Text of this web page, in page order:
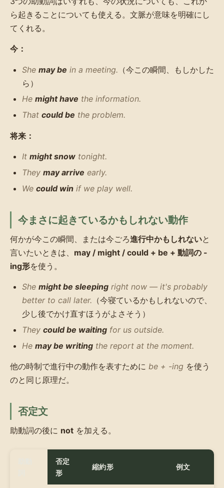
ら起きることについても使える。文脈が意味を明確にし
てくれる。
今：
She may be in a meeting. （今この瞬間、もしかした
ら）
He might have the information.
That could be the problem.
将来：
It might snow tonight.
They may arrive early.
We could win if we play well.
今まさに起きているかもしれない動作
何かが今この瞬間、または今ごろ進行中かもしれないと
言いたいときは、 may / might / could + be + 動詞の -
ing形を使う。
She might be sleeping right now — it's probably
better to call later. （今寝ているかもしれないので、
少し後でかけ直すほうがよさそう）
They could be waiting for us outside.
He may be writing the report at the moment.
他の時制で進行中の動作を表すために be + -ing を使う
のと同じ原理だ。
否定文
助動詞の後に not を加える。
否定
形
縮約形 例文